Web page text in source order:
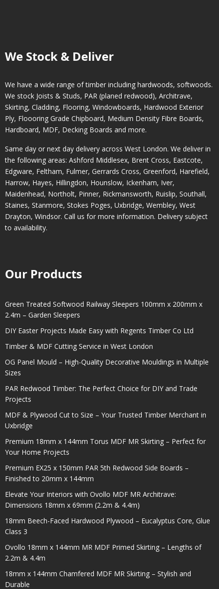
We Stock & Deliver
We have a wide range of timber including hardwoods, softwoods.
We stock Joists & Studs, PAR (planed redwood), Architrave,
Skirting, Cladding, Flooring, Windowboards, Hardwood Exterior
Ply, Floooring Grade Chipboard, Medium Density Fibre Boards,
Hardboard, MDF, Decking Boards and more.
Same day or next day delivery across West London. We deliver in
the following areas: Ashford Middlesex, Brent Cross, Eastcote,
Edgware, Feltham, Fulmer, Gerrards Cross, Greenford, Harefield,
Harrow, Hayes, Hillingdon, Hounslow, Ickenham, Iver,
Maidenhead, Northolt, Pinner, Rickmansworth, Ruislip, Southall,
Staines, Stanmore, Stokes Poges, Uxbridge, Wembley, West
Drayton, Windsor. Call us for more information. Delivery subject
to availability.
Our Products
Green Treated Softwood Railway Sleepers 100mm x 200mm x
2.4m – Garden Sleepers
DIY Easter Projects Made Easy with Regents Timber Co Ltd
Timber & MDF Cutting Service in West London
OG Panel Mould – High-Quality Decorative Mouldings in Multiple
Sizes
PAR Redwood Timber: The Perfect Choice for DIY and Trade
Projects
MDF & Plywood Cut to Size – Your Trusted Timber Merchant in
Uxbridge
Premium 18mm x 144mm Torus MDF MR Skirting – Perfect for
Your Home Projects
Premium EX25 x 150mm PAR 5th Redwood Side Boards –
Finished to 20mm x 144mm
Elevate Your Interiors with Ovollo MDF MR Architrave:
Dimensions 18mm x 69mm (2.2m & 4.4m)
18mm Beech-Faced Hardwood Plywood – Eucalyptus Core, Glue
Class 3
Ovollo 18mm x 144mm MR MDF Primed Skirting – Lengths of
2.2m & 4.4m
18mm x 144mm Chamfered MDF MR Skirting – Stylish and
Durable